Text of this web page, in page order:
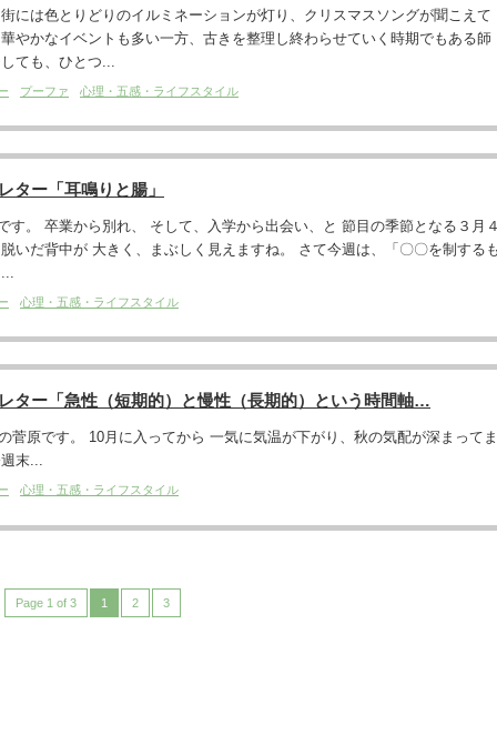
には色とりどりのイルミネーションが灯り、クリスマスソングが聞こえて
やかなイベントも多い一方、古きを整理し終わらせていく時期でもある師
ても、ひとつ...
プーファ 心理・五感・ライフスタイル
ター「耳鳴りと腸」
す。 卒業から別れ、 そして、入学から出会い、と 節目の季節となる３月
いだ背中が 大きく、まぶしく見えますね。 さて今週は、「〇〇を制する
心理・五感・ライフスタイル
ター「急性（短期的）と慢性（長期的）という時間軸…
です。 10月に入ってから 一気に気温が下がり、秋の気配が深まってま
末...
心理・五感・ライフスタイル
Page 1 of 3 1 2 3